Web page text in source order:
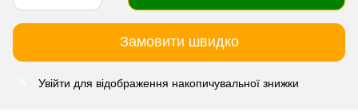
Замовити швидко
Увійти для відображення накопичувальної знижки